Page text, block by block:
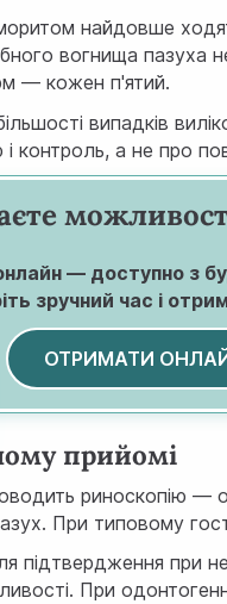
найдовше
вогнища пазуха
— кожен п'ятий.
випадків
контроль, а не про
— доступно з
зручний час і
ОТРИМАТИ
прийомі
риноскопію —
При типовому
підтвердження при
При